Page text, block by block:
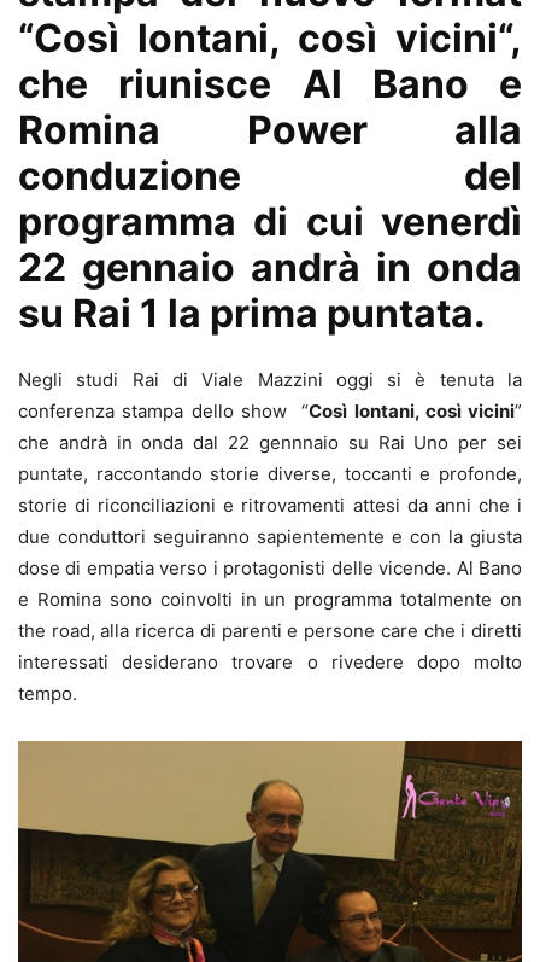
“Così lontani, così vicini“,
che riunisce Al Bano e
Romina Power alla
conduzione del
programma di cui venerdì
22 gennaio andrà in onda
su Rai 1 la prima puntata.
Negli studi Rai di Viale Mazzini oggi si è tenuta la
conferenza stampa dello show “Così lontani, così vicini”
che andrà in onda dal 22 gennnaio su Rai Uno per sei
puntate, raccontando storie diverse, toccanti e profonde,
storie di riconciliazioni e ritrovamenti attesi da anni che i
due conduttori seguiranno sapientemente e con la giusta
dose di empatia verso i protagonisti delle vicende. Al Bano
e Romina sono coinvolti in un programma totalmente on
the road, alla ricerca di parenti e persone care che i diretti
interessati desiderano trovare o rivedere dopo molto
tempo.